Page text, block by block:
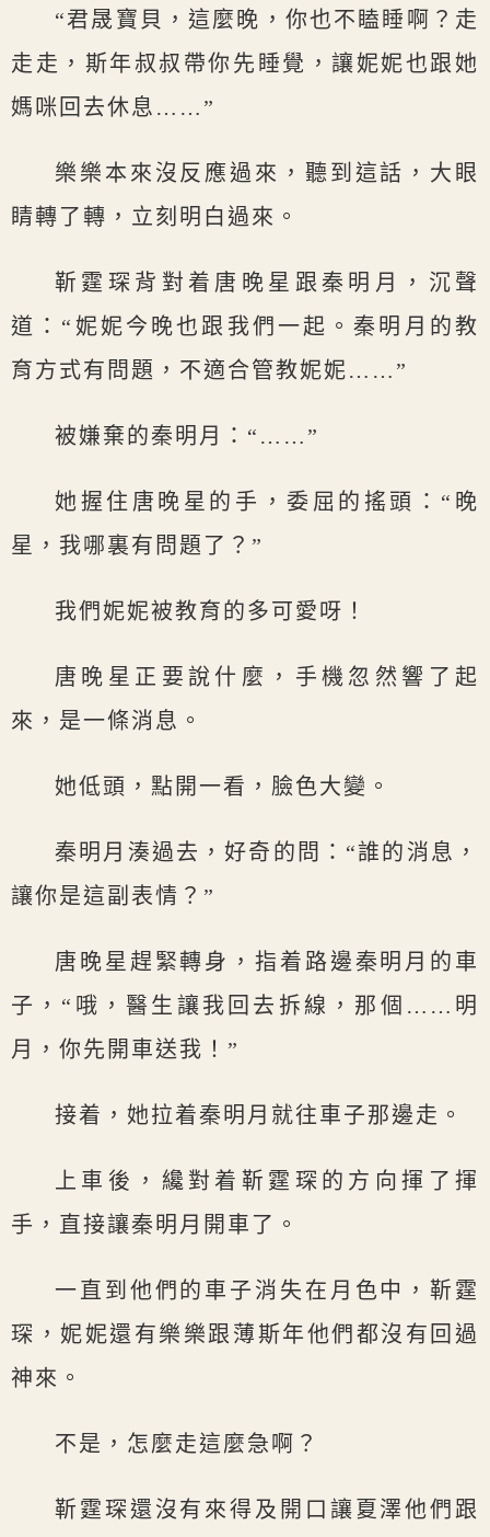
“君晟寶貝，這麼晚，你也不瞌睡啊？走
走走，斯年叔叔帶你先睡覺，讓妮妮也跟她
媽咪回去休息……”
樂樂本來沒反應過來，聽到這話，大眼
睛轉了轉，立刻明白過來。
靳霆琛背對着唐晚星跟秦明月，沉聲
道：“妮妮今晚也跟我們一起。秦明月的教
育方式有問題，不適合管教妮妮……”
被嫌棄的秦明月：“……”
她握住唐晚星的手，委屈的搖頭：“晚
星，我哪裏有問題了？”
我們妮妮被教育的多可愛呀！
唐晚星正要說什麼，手機忽然響了起
來，是一條消息。
她低頭，點開一看，臉色大變。
秦明月湊過去，好奇的問：“誰的消息，
讓你是這副表情？”
唐晚星趕緊轉身，指着路邊秦明月的車
子，“哦，醫生讓我回去拆線，那個……明
月，你先開車送我！”
接着，她拉着秦明月就往車子那邊走。
上車後，纔對着靳霆琛的方向揮了揮
手，直接讓秦明月開車了。
一直到他們的車子消失在月色中，靳霆
琛，妮妮還有樂樂跟薄斯年他們都沒有回過
神來。
不是，怎麼走這麼急啊？
靳霆琛還沒有來得及開口讓夏澤他們跟